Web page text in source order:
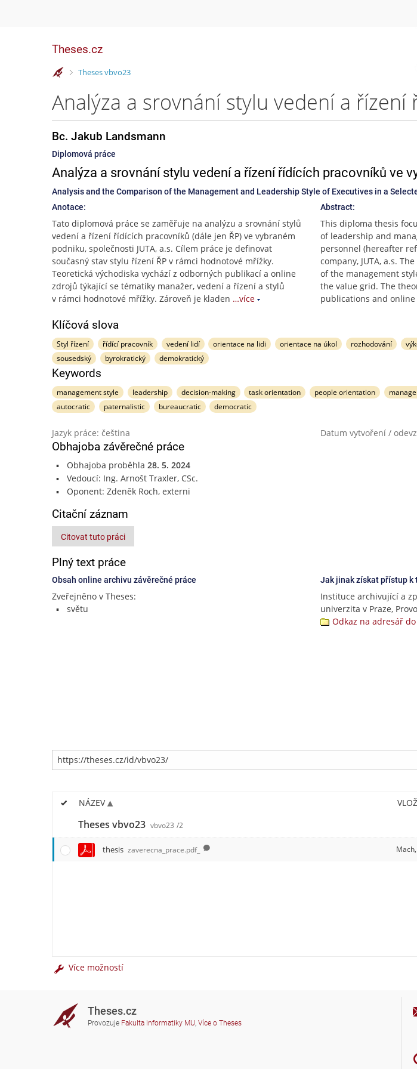
Theses.cz
>
Theses vbvo23
Bc. Jakub Landsmann
Diplomová práce
Analýza a srovnání stylu vedení a řízení řídících pracovníků ve
Analysis and the Comparison of the Management and Leadership Style of Executives in a
Anotace:
Tato diplomová práce se zaměřuje na analýzu a srovnání stylů
vedení a řízení řídících pracovníků (dále jen ŘP) ve vybraném
podniku, společnosti JUTA, a.s. Cílem práce je definovat
současný stav stylu řízení ŘP v rámci hodnotové mřížky.
Teoretická východiska vychází z odborných publikací a online
zdrojů týkající se tématiky manažer, vedení a řízení a stylů
v rámci hodnotové mřížky. Zároveň je kladen …více
Abstract:
This diploma thesis
of leadership and
personnel (hereafter
company, JUTA, a.s.
of the management
the value grid. The
publications and
Klíčová slova
Styl řízení řídící pracovník vedení lidí orientace na lidi orientace na úkol rozhodování
sousedský
byrokratický demokratický
Keywords
management style leadership decision-making task orientation people orientation
autocratic
paternalistic bureaucratic democratic
Jazyk práce: čeština Datum vytvoření /
Obhajoba závěrečné práce
Obhajoba proběhla 28. 5. 2024
Vedoucí: Ing. Arnošt Traxler, CSc.
Oponent: Zdeněk Roch, externi
Citační záznam
Citovat tuto práci
Plný text práce
Obsah online archivu závěrečné práce
Zveřejněno v Theses:
světu
Jak jinak získat přístup k
Instituce archivující a
univerzita v Praze,
Odkaz na adresář
NÁZEV
Theses vbvo23 vbvo23 /2
thesis zaverecna_prace.pdf_ Mach,
Více možností
Theses.cz
Provozuje Fakulta informatiky MU, Více o Theses